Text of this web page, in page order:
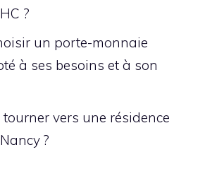
?
un porte-monnaie
à ses besoins et à son
vers une résidence
?